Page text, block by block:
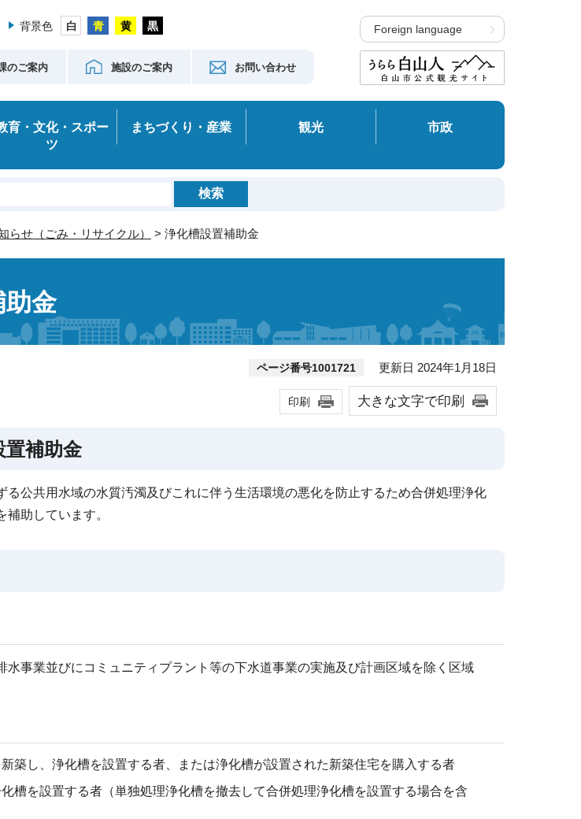
背景色
のご案内 施設のご案内 お問い合わせ
Foreign language
育・文化・スポー
ツ
まちづくり・産業 観光 市政
らせ（ごみ・リサイクル） > 浄化槽設置補助金
助金
ページ番号1001721 更新日 2024年1月18日
印刷 大きな文字で印刷
置補助金
る公共用水域の水質汚濁及びこれに伴う生活環境の悪化を防止するため合併処理浄化
助しています。
水事業並びにコミュニティプラント等の下水道事業の実施及び計画区域を除く区域
築し、浄化槽を設置する者、または浄化槽が設置された新築住宅を購入する者
槽を設置する者（単独処理浄化槽を撤去して合併処理浄化槽を設置する場合を含